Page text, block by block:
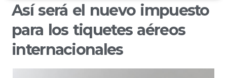
Así será el nuevo impuesto
para los tiquetes aéreos
internacionales